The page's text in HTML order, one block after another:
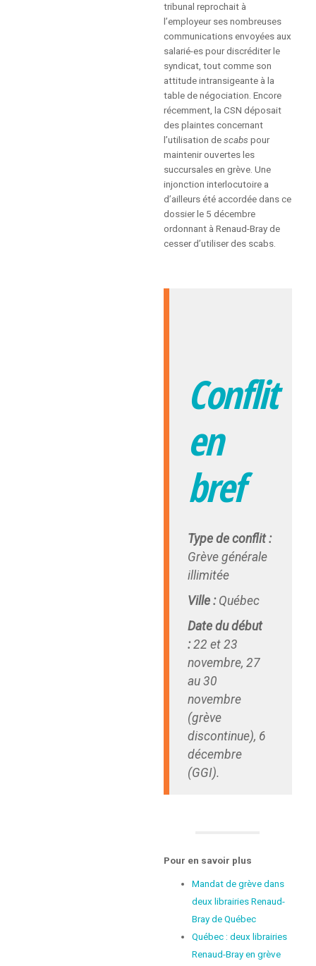
tribunal reprochait à
l’employeur ses nombreuses
communications envoyées aux
salarié-es pour discréditer le
syndicat, tout comme son
attitude intransigeante à la
table de négociation. Encore
récemment, la CSN déposait
des plaintes concernant
l’utilisation descabs pour
maintenir ouvertes les
succursales en grève. Une
injonction interlocutoire a
d’ailleurs été accordée dans ce
dossier le 5 décembre
ordonnant à Renaud-Bray de
cesser d’utiliser des scabs.
Conflit
en
bref
Type de conflit :
Grève générale
illimitée
Ville : Québec
Date du début
:22 et 23
novembre, 27
au 30
novembre
(grève
discontinue), 6
décembre
(GGI).
Pour en savoir plus
Mandat de grève dans
deux librairies Renaud-
Bray de Québec
Québec : deux librairies
Renaud-Bray en grève
FAIRE RESPECTER
FOIRE AUX QUESTIONS
(FAQ)
POURQUOI LA CSN?
CONGRÈS 2025